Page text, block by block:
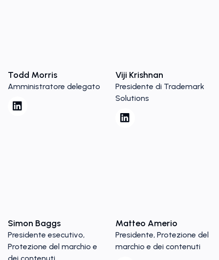
Todd Morris
Amministratore delegato
Viji Krishnan
Presidente di Trademark
Solutions
Simon Baggs
Presidente esecutivo,
Protezione del marchio e
Matteo Amerio
Presidente, Protezione del
marchio e dei contenuti